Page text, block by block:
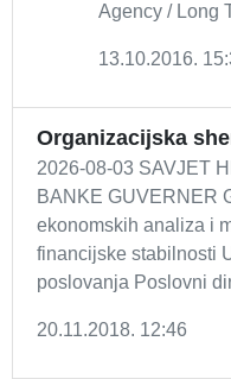
Agency / Long
13.10.2016.
Organizacijska
2026-08-03 SAVJET
BANKE GUVERNER
ekonomskih analiza i
financijske stabilnosti
poslovanja Poslovni
20.11.2018. 12:46